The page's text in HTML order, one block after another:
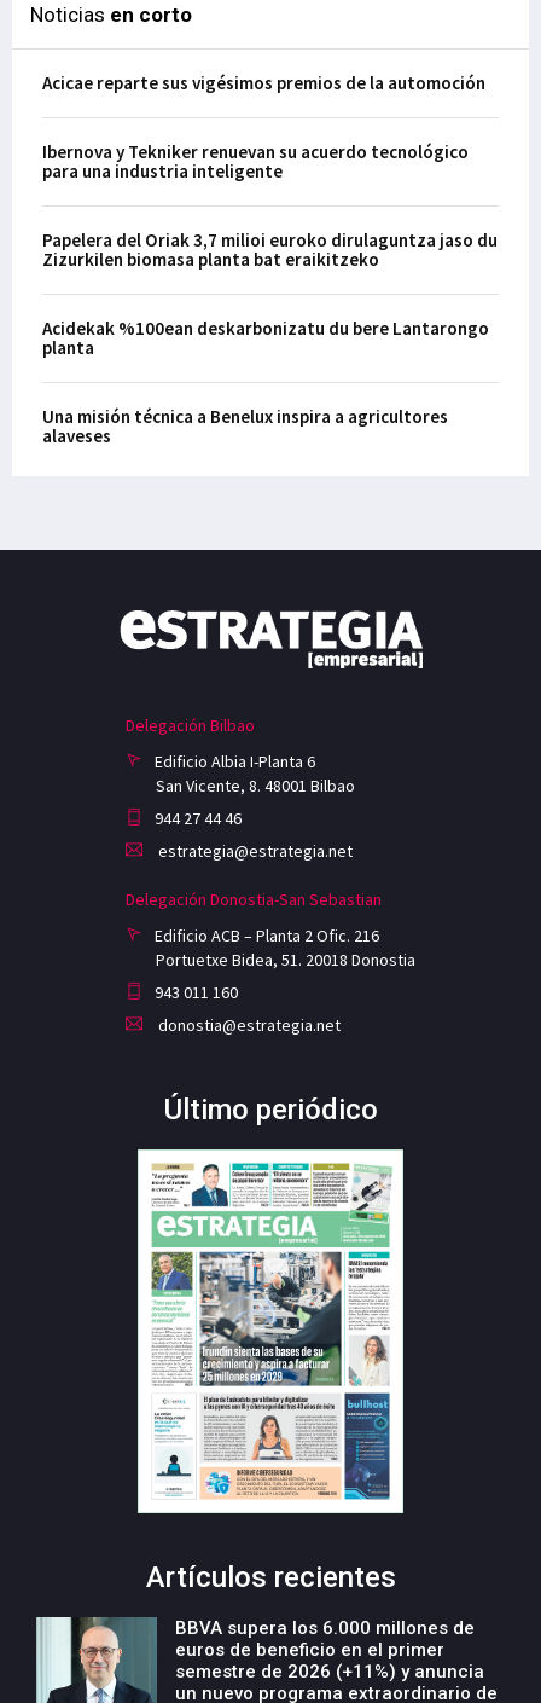
Noticias en corto
Acicae reparte sus vigésimos premios de la automoción
Ibernova y Tekniker renuevan su acuerdo tecnológico
para una industria inteligente
Papelera del Oriak 3,7 milioi euroko dirulaguntza jaso du
Zizurkilen biomasa planta bat eraikitzeko
Acidekak %100ean deskarbonizatu du bere Lantarongo
planta
Una misión técnica a Benelux inspira a agricultores
alaveses
Delegación Bilbao
Edificio Albia I-Planta 6
San Vicente, 8. 48001 Bilbao
944 27 44 46
estrategia@estrategia.net
Delegación Donostia-San Sebastian
Edificio ACB – Planta 2 Ofic. 216
Portuetxe Bidea, 51. 20018 Donostia
943 011 160
donostia@estrategia.net
Último periódico
Artículos recientes
BBVA supera los 6.000 millones de
euros de beneficio en el primer
semestre de 2026 (+11%) y anuncia
un nuevo programa extraordinario de